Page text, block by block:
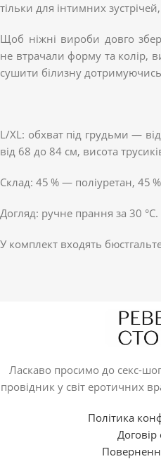
тільки для інтимних
Щоб ніжні вироби довго
не втрачали форму та колір,
сушити білизну дотримуючись
L/XL: обхват під грудьми —
від 68 до 84 см, висота
Склад: 45 % — поліуретан, 45
Догляд: ручне прання за 30 °C.
У комплект входять
Ласкаво просимо до секс-
провідник у світ еротичних
Політика